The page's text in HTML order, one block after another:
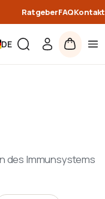
RatgeberFAQKontakt
DE
des Immunsystems